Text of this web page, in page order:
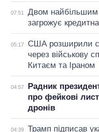
07:51
Двом найбільшим
загрожує
05:17
США розширили
через військову
Китаєм та Іраном
04:57
Радник
про фейкові
дронів
04:39
Трамп підписав